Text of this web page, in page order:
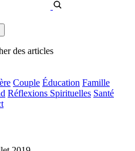
des articles
Couple Éducation Famille
Réflexions Spirituelles Santé